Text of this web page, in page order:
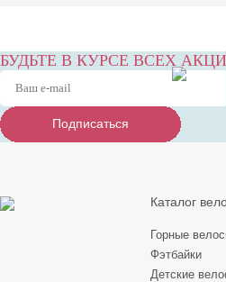
БУДЬТЕ В КУРСЕ ВСЕХ
Подписаться
Подписаться
Подписаться
Каталог
Горные
Фэтбайки
Детские